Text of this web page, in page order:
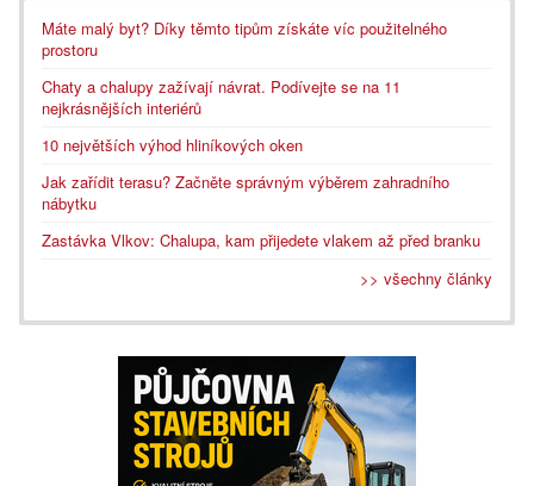
Máte malý byt? Díky těmto tipům získáte víc použitelného
prostoru
Chaty a chalupy zažívají návrat. Podívejte se na 11
nejkrásnějších interiérů
10 největších výhod hliníkových oken
Jak zařídit terasu? Začněte správným výběrem zahradního
nábytku
Zastávka Vlkov: Chalupa, kam přijedete vlakem až před branku
>> všechny články